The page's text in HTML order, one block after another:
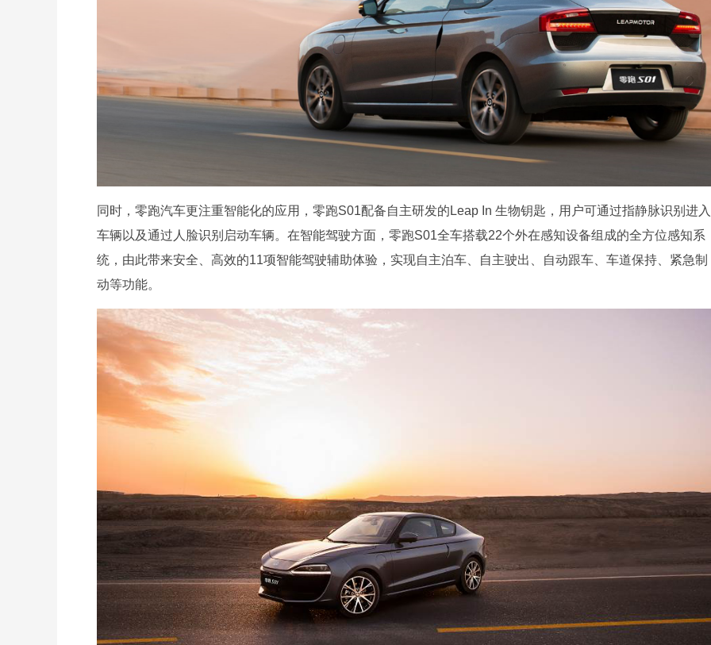
同时，零跑汽车更注重智能化的应用，零跑S01配备自主研发的Leap In 生物钥匙，用户可通过指静脉识别进入
车辆以及通过人脸识别启动车辆。在智能驾驶方面，零跑S01全车搭载22个外在感知设备组成的全方位感知系
统，由此带来安全、高效的11项智能驾驶辅助体验，实现自主泊车、自主驶出、自动跟车、车道保持、紧急制
动等功能。